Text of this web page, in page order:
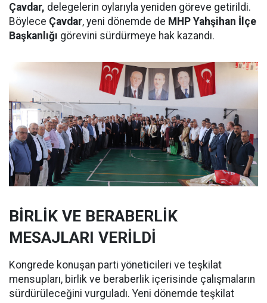
Çavdar, delegelerin oylarıyla yeniden göreve getirildi.
Böylece Çavdar, yeni dönemde de MHP Yahşihan İlçe
Başkanlığı görevini sürdürmeye hak kazandı.
BİRLİK VE BERABERLİK
MESAJLARI VERİLDİ
Kongrede konuşan parti yöneticileri ve teşkilat
mensupları, birlik ve beraberlik içerisinde çalışmaların
sürdürüleceğini vurguladı. Yeni dönemde teşkilat